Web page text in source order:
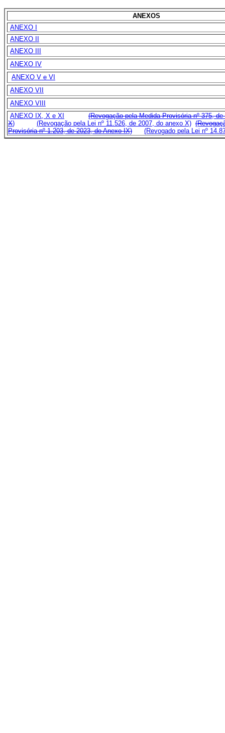
ANEXOS
ANEXO I
ANEXO II
ANEXO III
ANEXO IV
ANEXO V e VI
ANEXO VII
ANEXO VIII
ANEXO IX, X e XI
(Revogação pela Medida Provisória nº 375,
X) (Revogação pela Lei nº 11.526, de 2007, do anexo X)
Provisória nº 1.203, de 2023, do Anexo IX)
(Revogado pela Lei nº